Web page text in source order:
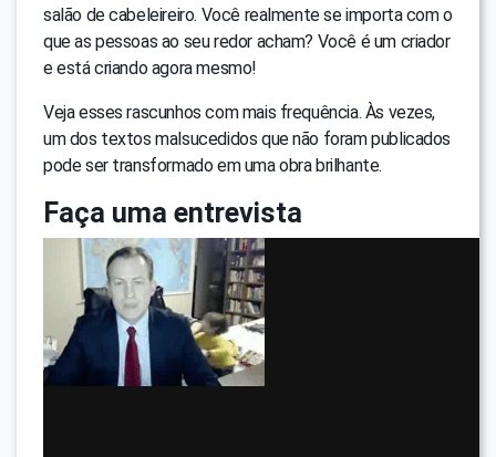
salão de cabeleireiro. Você realmente se importa com o
que as pessoas ao seu redor acham? Você é um criador
e está criando agora mesmo!
Veja esses rascunhos com mais frequência. Às vezes,
um dos textos malsucedidos que não foram publicados
pode ser transformado em uma obra brilhante.
Faça uma entrevista